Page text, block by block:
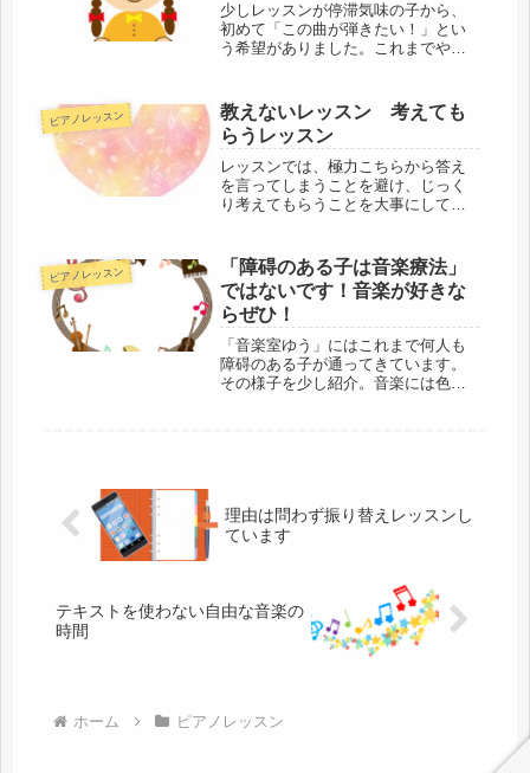
少しレッスンが停滞気味の子から、
初めて「この曲が弾きたい！」とい
う希望がありました。これまでやっ
られるよう私も頑張ろう！と気を引
き締めています。
ピアノレッスン
教えないレッスン 考えても
らうレッスン
レッスンでは、極力こちらから答え
を言ってしまうことを避け、じっく
り考えてもらうことを大事にしてい
ます。
ピアノレッスン
「障碍のある子は音楽療法」
ではないです！音楽が好きな
らぜひ！
「音楽室ゆう」にはこれまで何人も
障碍のある子が通ってきています。
その様子を少し紹介。音楽には色々
理由は問わず振り替えレッスンし
ています
テキストを使わない自由な音楽の
時間
ホーム ピアノレッスン